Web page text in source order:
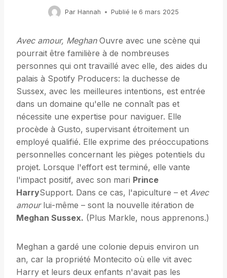
Par Hannah Publié le 6 mars 2025
Avec amour, MeghanOuvre avec une scène qui
pourrait être familière à de nombreuses
personnes qui ont travaillé avec elle, des aides du
palais à Spotify Producers: la duchesse de
Sussex, avec les meilleures intentions, est entrée
dans un domaine qu'elle ne connaît pas et
nécessite une expertise pour naviguer. Elle
procède à Gusto, supervisant étroitement un
employé qualifié. Elle exprime des préoccupations
personnelles concernant les pièges potentiels du
projet. Lorsque l'effort est terminé, elle vante
l'impact positif, avec son mari Prince
HarrySupport. Dans ce cas, l'apiculture – et Avec
amourlui-même – sont la nouvelle itération de
Meghan Sussex. (Plus Markle, nous apprenons.)
Meghan a gardé une colonie depuis environ un
an, car la propriété Montecito où elle vit avec
Harry et leurs deux enfants n'avait pas les